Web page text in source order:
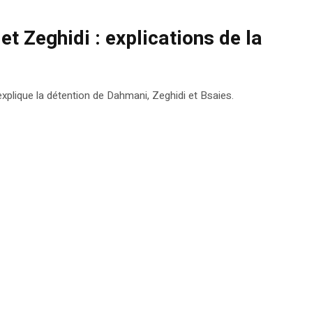
Zeghidi : explications de la
la détention de Dahmani, Zeghidi et Bsaies.